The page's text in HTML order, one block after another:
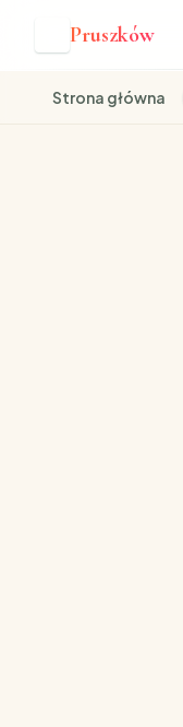
Pruszków
Strona główna